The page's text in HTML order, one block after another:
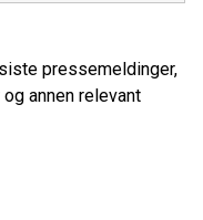
pressemeldinger,
annen relevant